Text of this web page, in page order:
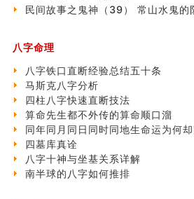
六爻算卦：我俩之间是否还命中有未
清朝慈禧太后命造 (名人八字淺析七
飞灵山传说故事
命理解说：想请问什么时候能够遇到
商舖選址的風水講究 (下)
吉凶神跳上大运时的断法【四柱技巧
家居常見風水形煞及化解方法 (一)
刘燮鈞讲人相 手纹与命运(一)
玄空本义 (二)
大門風水五大禁忌！大門風水擺設？
民间故事之鬼神（39） 常山水鬼的
八字命理
八字铁口直断经验总结五十条
马斯克八字分析
四柱八字快速直断技法
算命先生都不外传的算命顺口溜
同年同月同日同时同地生命运为
四墓库真诠
八字十神与坐基关系详解
南半球的八字如何推排